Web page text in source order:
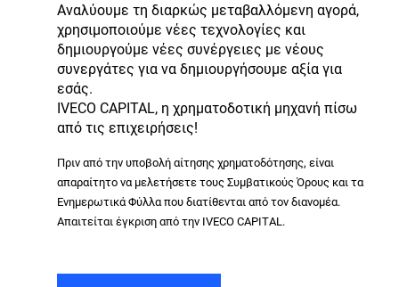
Αναλύουμε τη διαρκώς μεταβαλλόμενη αγορά,
χρησιμοποιούμε νέες τεχνολογίες και
δημιουργούμε νέες συνέργειες με νέους
συνεργάτες για να δημιουργήσουμε αξία για
εσάς.
IVECO CAPITAL, η χρηματοδοτική μηχανή πίσω
από τις επιχειρήσεις!
Πριν από την υποβολή αίτησης χρηματοδότησης, είναι
απαραίτητο να μελετήσετε τους Συμβατικούς Όρους και τα
Ενημερωτικά Φύλλα που διατίθενται από τον διανομέα.
Απαιτείται έγκριση από την IVECO CAPITAL.